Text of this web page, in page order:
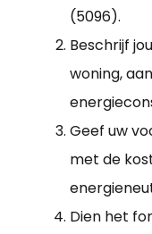
(5096).
Beschrijf
woning,
Geef uw
met de
Dien het